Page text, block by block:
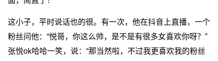
这小子，平时说话也的很。有一次，他在抖音上直播，一个
粉丝问他：“悦哥，你这么帅，是不是有很多女喜欢你呀？”
张悦ok哈哈一笑，说：“那当然啦，不过我更喜欢我的粉丝